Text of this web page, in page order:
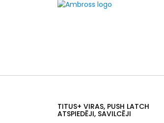
TITUS+ VIRAS, PUSH LATCH
ATSPIEDĒJI, SAVILCĒJI